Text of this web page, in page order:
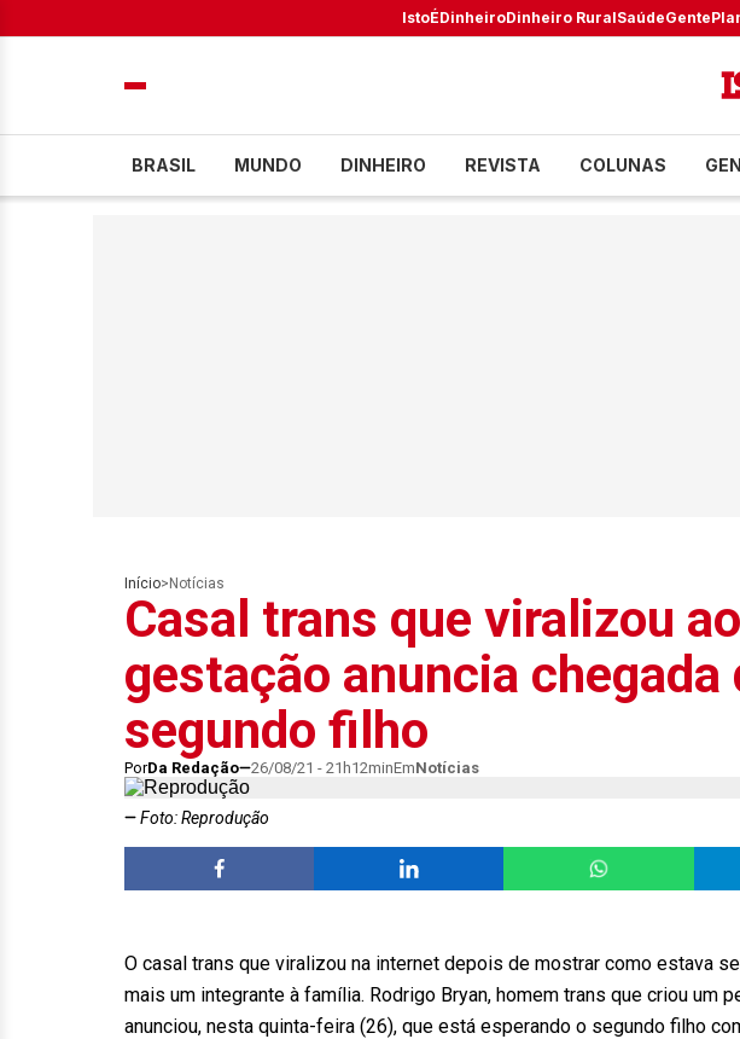
IstoÉDinheiroDinheiro RuralSaúdeGente
BRASIL MUNDO DINHEIRO REVISTA COLUNAS
Início> Notícias
Casal trans que viralizou
gestação anuncia chegada
segundo filho
PorDa Redação 26/08/21 - 21h12minEmNotícias
Foto: Reprodução
O casal trans que viralizou na internet depois de mostrar como estava
mais um integrante à família. Rodrigo Bryan, homem trans que criou um
anunciou, nesta quinta-feira (26), que está esperando o segundo filho